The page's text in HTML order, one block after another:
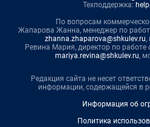
Техподдержка:
По вопросам
Жапарова Жанна, менеджер по
zhanna.zhaparova@shkulev.ru,
Ревина Мария, директор по
mariya.revina@shkulev.ru,
Редакция сайта не несет
информации, содержащейся в
Информация об
Политика